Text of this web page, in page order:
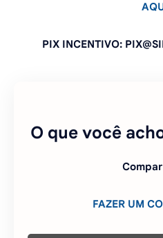
PIX INCENTIVO:
O que você
FAZER UM